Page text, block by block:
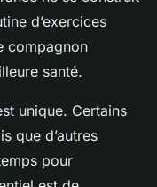
d’exercices
compagnon
santé.
unique. Certains
que d’autres
pour